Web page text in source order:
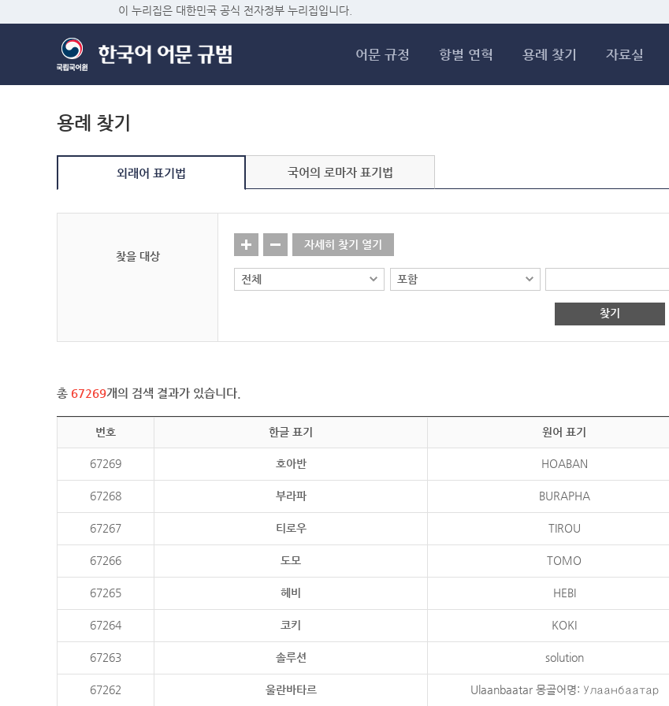
이 누리집은 대한민국 공식 전자정부 누리집입니다.
어문 규정 항별 연혁 용례 찾기 자료실
용례 찾기
외래어 표기법 국어의 로마자 표기법
찾을 대상
자세히 찾기 열기
찾기
총 67269개의 검색 결과가 있습니다.
번호 한글 표기 원어 표기
67269 호아반 HOABAN
67268 부라파 BURAPHA
67267 티로우 TIROU
67266 도모 TOMO
67265 헤비 HEBI
67264 코키 KOKI
67263 솔루션 solution
67262 울란바타르 Ulaanbaatar 몽골어명: Улаанбаатар